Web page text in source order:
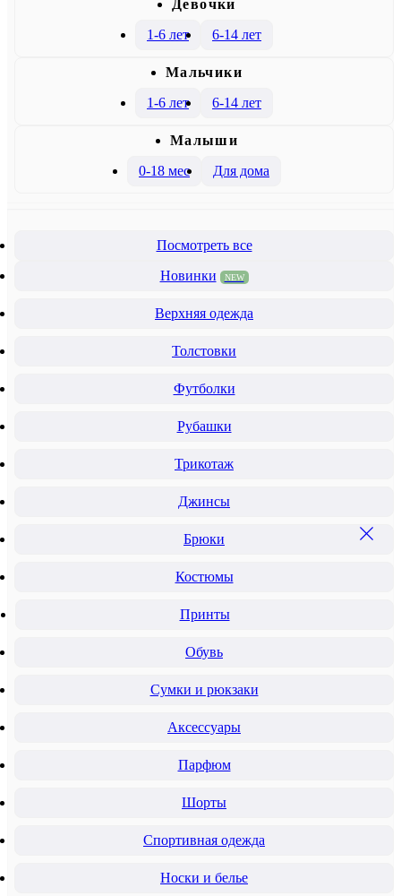
Девочки
1-6 лет
6-14 лет
Mальчики
1-6 лет
6-14 лет
Малыши
0-18 мес
Для дома
Посмотреть все
Новинки
NEW
Верхняя одежда
Толстовки
Футболки
Рубашки
Трикотаж
Джинсы
Брюки
Костюмы
Принты
Обувь
Сумки и рюкзаки
Аксессуары
Парфюм
Шорты
Спортивная одежда
Носки и белье